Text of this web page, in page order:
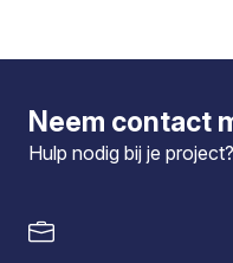
Neem contact
Hulp nodig bij je